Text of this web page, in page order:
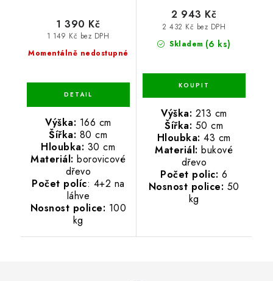
Momentálně nedostupné
1 149 Kč bez DPH
1 390 Kč
Výška: 166 cm
Šířka: 80 cm
Hloubka: 30 cm
Materiál: borovicové
dřevo
Počet políc: 4+2 na
láhve
Nosnost police: 100
kg
Skladem (6 ks)
2 432 Kč bez DPH
2 943 Kč
Výška: 213 cm
Šířka: 50 cm
Hloubka: 43 cm
Materiál: bukové
dřevo
Počet polic: 6
Nosnost police: 50
kg